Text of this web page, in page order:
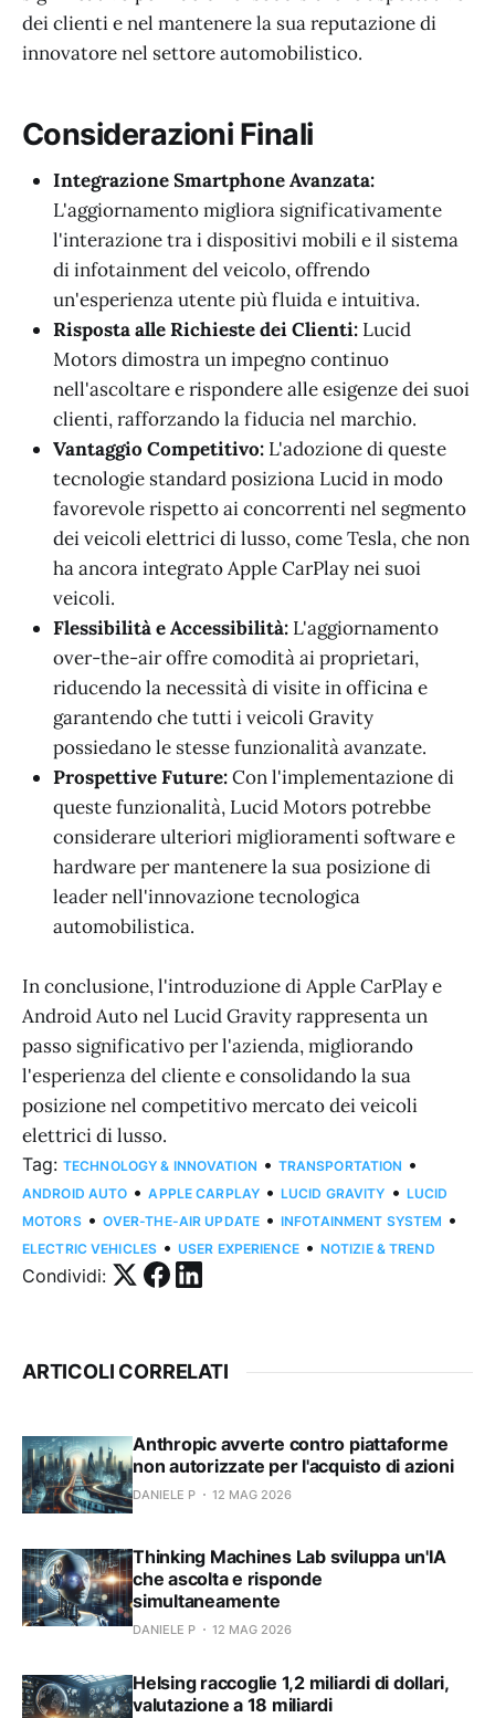
dei clienti e nel mantenere la sua reputazione di
innovatore nel settore automobilistico.
Considerazioni Finali
Integrazione Smartphone Avanzata:
L'aggiornamento migliora significativamente
l'interazione tra i dispositivi mobili e il sistema
di infotainment del veicolo, offrendo
un'esperienza utente più fluida e intuitiva.
Risposta alle Richieste dei Clienti: Lucid
Motors dimostra un impegno continuo
nell'ascoltare e rispondere alle esigenze dei suoi
clienti, rafforzando la fiducia nel marchio.
Vantaggio Competitivo: L'adozione di queste
tecnologie standard posiziona Lucid in modo
favorevole rispetto ai concorrenti nel segmento
dei veicoli elettrici di lusso, come Tesla, che non
ha ancora integrato Apple CarPlay nei suoi
veicoli.
Flessibilità e Accessibilità: L'aggiornamento
over-the-air offre comodità ai proprietari,
riducendo la necessità di visite in officina e
garantendo che tutti i veicoli Gravity
possiedano le stesse funzionalità avanzate.
Prospettive Future:Con l'implementazione di
queste funzionalità, Lucid Motors potrebbe
considerare ulteriori miglioramenti software e
hardware per mantenere la sua posizione di
leader nell'innovazione tecnologica
automobilistica.
In conclusione, l'introduzione di Apple CarPlay e
Android Auto nel Lucid Gravity rappresenta un
passo significativo per l'azienda, migliorando
l'esperienza del cliente e consolidando la sua
posizione nel competitivo mercato dei veicoli
elettrici di lusso.
Tag: TECHNOLOGY & INNOVATION • TRANSPORTATION •
ANDROID AUTO • APPLE CARPLAY • LUCID GRAVITY • LUCID
MOTORS • OVER-THE-AIR UPDATE • INFOTAINMENT SYSTEM •
ELECTRIC VEHICLES • USER EXPERIENCE • NOTIZIE & TREND
Condividi:
ARTICOLI CORRELATI
Anthropic avverte contro piattaforme
non autorizzate per l'acquisto di azioni
DANIELE P 12 MAG 2026
Thinking Machines Lab sviluppa un'IA
che ascolta e risponde
simultaneamente
DANIELE P 12 MAG 2026
Helsing raccoglie 1,2 miliardi di dollari,
valutazione a 18 miliardi